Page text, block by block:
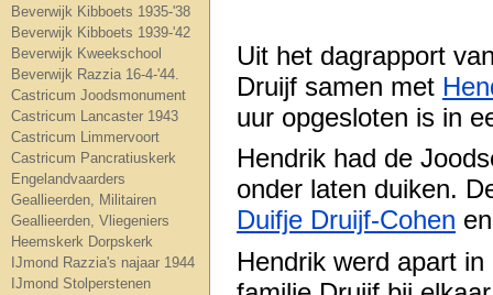
Beverwijk Kibboets 1935-'38
Beverwijk Kibboets 1939-'42
Beverwijk Kweekschool
Beverwijk Razzia 16-4-'44.
Castricum Joodsmonument
Castricum Lancaster 1943
Castricum Limmervoort
Castricum Pancratiuskerk
Engelandvaarders
Geallieerden, Militairen
Geallieerden, Vliegeniers
Heemskerk Dorpskerk
IJmond Razzia's najaar 1944
IJmond Stolperstenen
Uit het dagrapport
Druijf samen met
uur opgesloten is in
Hendrik had de
onder laten duiken.
Duifje Druijf-Cohen
Hendrik werd apart